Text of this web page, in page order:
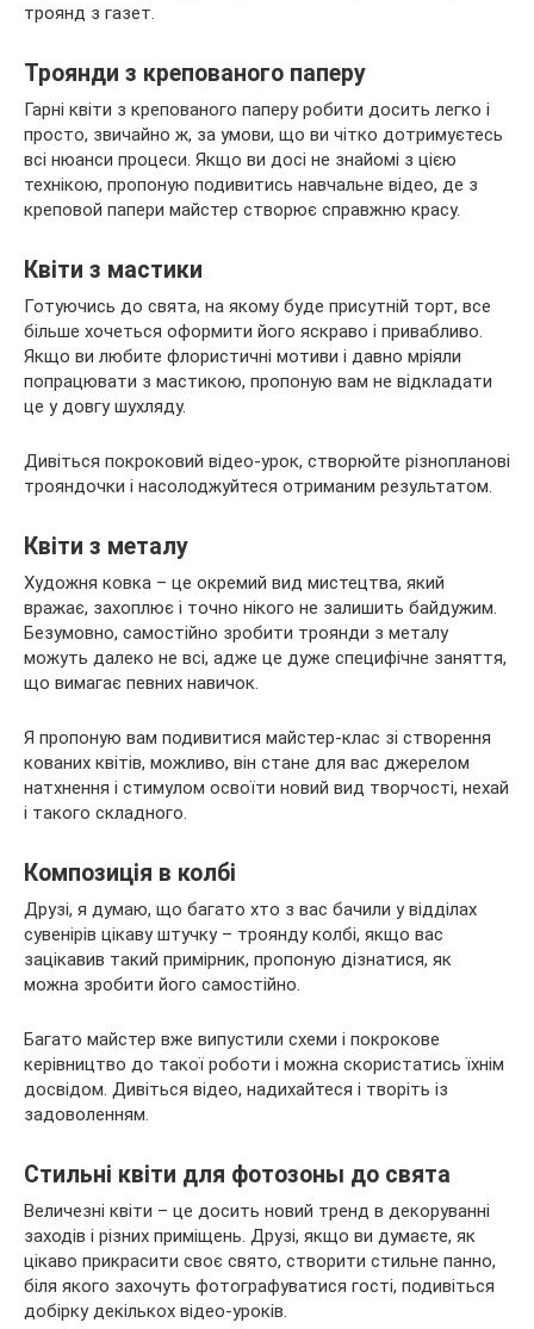
троянд з газет.
Троянди з крепованого паперу
Гарні квіти з крепованого паперу робити досить легко і
просто, звичайно ж, за умови, що ви чітко дотримуєтесь
всі нюанси процеси. Якщо ви досі не знайомі з цією
технікою, пропоную подивитись навчальне відео, де з
креповой папери майстер створює справжню красу.
Квіти з мастики
Готуючись до свята, на якому буде присутній торт, все
більше хочеться оформити його яскраво і привабливо.
Якщо ви любите флористичні мотиви і давно мріяли
попрацювати з мастикою, пропоную вам не відкладати
це у довгу шухляду.
Дивіться покроковий відео-урок, створюйте різнопланові
трояндочки і насолоджуйтеся отриманим результатом.
Квіти з металу
Художня ковка – це окремий вид мистецтва, який
вражає, захоплює і точно нікого не залишить байдужим.
Безумовно, самостійно зробити троянди з металу
можуть далеко не всі, адже це дуже специфічне заняття,
що вимагає певних навичок.
Я пропоную вам подивитися майстер-клас зі створення
кованих квітів, можливо, він стане для вас джерелом
натхнення і стимулом освоїти новий вид творчості, нехай
і такого складного.
Композиція в колбі
Друзі, я думаю, що багато хто з вас бачили у відділах
сувенірів цікаву штучку – троянду колбі, якщо вас
зацікавив такий примірник, пропоную дізнатися, як
можна зробити його самостійно.
Багато майстер вже випустили схеми і покрокове
керівництво до такої роботи і можна скористатись їхнім
досвідом. Дивіться відео, надихайтеся і творіть із
задоволенням.
Стильні квіти для фотозоны до свята
Величезні квіти – це досить новий тренд в декоруванні
заходів і різних приміщень. Друзі, якщо ви думаєте, як
цікаво прикрасити своє свято, створити стильне панно,
біля якого захочуть фотографуватися гості, подивіться
добірку декількох відео-уроків.